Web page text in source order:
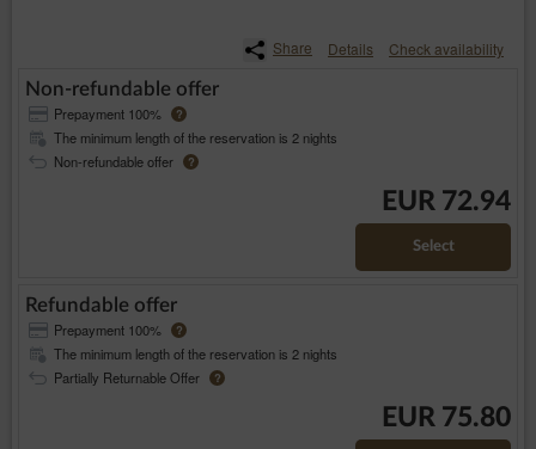
Share Details Check availability
Non-refundable offer
Prepayment 100% ?
The minimum length of the reservation is 2 nights
Non-refundable offer
?
EUR 72.94
Select
Refundable offer
Prepayment 100% ?
The minimum length of the reservation is 2 nights
Partially Returnable Offer
?
EUR 75.80